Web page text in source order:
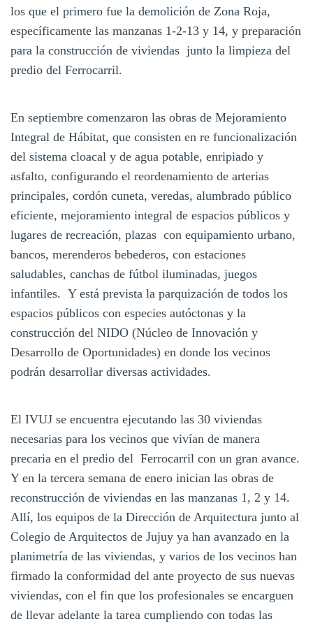
los que el primero fue la demolición de Zona Roja,
específicamente las manzanas 1-2-13 y 14, y preparación
para la construcción de viviendas junto la limpieza del
predio del Ferrocarril.
En septiembre comenzaron las obras de Mejoramiento
Integral de Hábitat, que consisten en re funcionalización
del sistema cloacal y de agua potable, enripiado y
asfalto, configurando el reordenamiento de arterias
principales, cordón cuneta, veredas, alumbrado público
eficiente, mejoramiento integral de espacios públicos y
lugares de recreación, plazas con equipamiento urbano,
bancos, merenderos bebederos, con estaciones
saludables, canchas de fútbol iluminadas, juegos
infantiles. Y está prevista la parquización de todos los
espacios públicos con especies autóctonas y la
construcción del NIDO (Núcleo de Innovación y
Desarrollo de Oportunidades) en donde los vecinos
podrán desarrollar diversas actividades.
El IVUJ se encuentra ejecutando las 30 viviendas
necesarias para los vecinos que vivían de manera
precaria en el predio del Ferrocarril con un gran avance.
Y en la tercera semana de enero inician las obras de
reconstrucción de viviendas en las manzanas 1, 2 y 14.
Allí, los equipos de la Dirección de Arquitectura junto al
Colegio de Arquitectos de Jujuy ya han avanzado en la
planimetría de las viviendas, y varios de los vecinos han
firmado la conformidad del ante proyecto de sus nuevas
viviendas, con el fin que los profesionales se encarguen
de llevar adelante la tarea cumpliendo con todas las